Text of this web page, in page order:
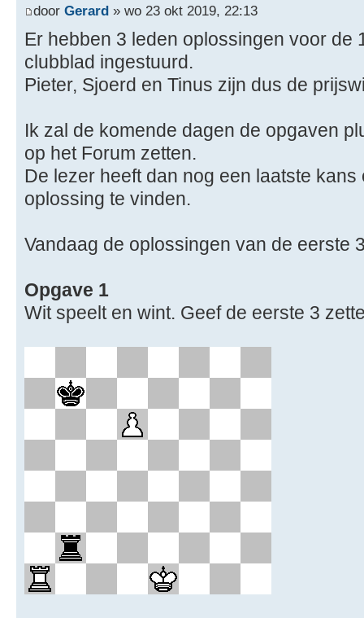
door Gerard » wo 23 okt 2019, 22:13
Er hebben 3 leden oplossingen voor de
clubblad ingestuurd.
Pieter, Sjoerd en Tinus zijn dus de
Ik zal de komende dagen de opgaven
op het Forum zetten.
De lezer heeft dan nog een laatste
oplossing te vinden.
Vandaag de oplossingen van de eerste
Opgave 1
Wit speelt en wint. Geef de eerste 3